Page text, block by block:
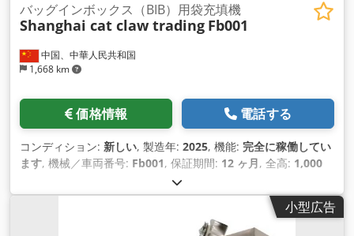
中国、中華人民共和国
1,668 km
バッグインボックス（BIB）用袋充填機
Shanghai cat claw trading Fb001
価格情報 電話する
コンディション: 新しい, 製造年: 2025, 機能: 完全に稼働してい
ます, 機械／車両番号: Fb001, 保証期間: 12 ヶ月, 全高: 1,000
1,100 mm
総重量:100 kg（キログラム）, サーボモーターの出力:1 ワッ
, 入力電圧:
0.5 キロワット (0.68 馬力), 暖房能力:
小型広告